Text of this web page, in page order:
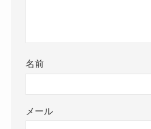
名前
メール